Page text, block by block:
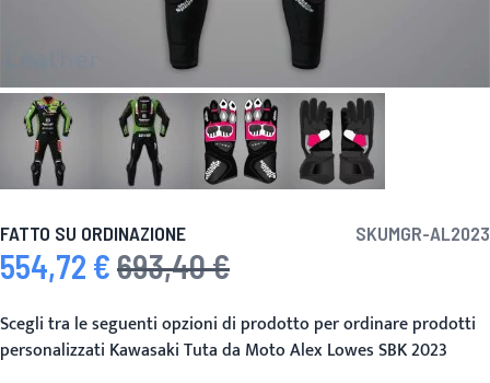
FATTO SU ORDINAZIONE SKUMGR-AL2023
Prezzo speciale
554,72 € Prezzo predefinito
693,40 €
Scegli tra le seguenti opzioni di prodotto per ordinare prodotti
personalizzati Kawasaki Tuta da Moto Alex Lowes SBK 2023